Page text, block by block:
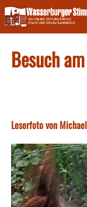
Skip
to
content
Besuch
Leserfoto von